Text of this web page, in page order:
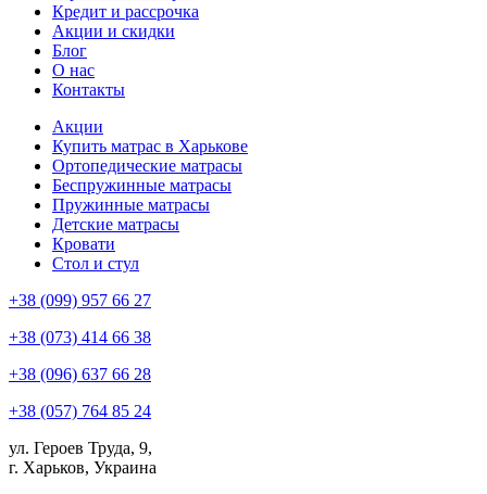
Кредит и рассрочка
Акции и скидки
Блог
О нас
Контакты
Акции
Купить матрас в Харькове
Ортопедические матрасы
Беспружинные матрасы
Пружинные матрасы
Детские матрасы
Кровати
Стол и стул
+38 (099) 957 66 27
+38 (073) 414 66 38
+38 (096) 637 66 28
+38 (057) 764 85 24
ул. Героев Труда, 9,
г. Харьков, Украина